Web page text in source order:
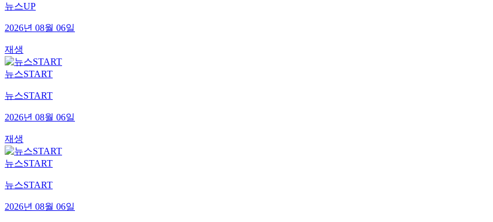
뉴스UP
2026년 08월 06일
재생
뉴스START
뉴스START
2026년 08월 06일
재생
뉴스START
뉴스START
2026년 08월 06일